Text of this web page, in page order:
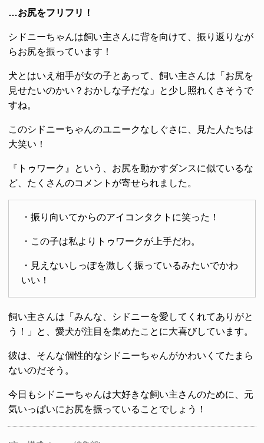
…お尻をフリフリ！
シドニーちゃんは飼い主さんに背を向けて、振り返りなが
らお尻を振っています！
犬とはいえ相手が女の子とあって、飼い主さんは「お尻を
見せたいのかい？おかしな子だな」と少し照れくさそうで
すね。
このシドニーちゃんのユニークなしぐさに、見た人たちは
大笑い！
『トゥワーク』という、お尻を動かすダンスに似ているな
ど、たくさんのコメントが寄せられました。
・振り向いてからのアイコンタクトに笑った！
・この子は私よりトゥワークが上手だわ。
・見えないしっぽを激しく振っているみたいでかわ
いい！
飼い主さんは「みんな、シドニーを愛してくれてありがと
う！」と、愛犬が注目を集めたことに大喜びしています。
彼は、そんな個性的なシドニーちゃんがかわいくてたまら
ないのだそう。
今日もシドニーちゃんは大好きな飼い主さんのために、元
気いっぱいにお尻を振っていることでしょう！